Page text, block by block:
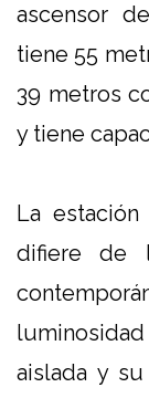
ascensor
tiene 55
39 metros
y tiene
La
difiere de
aislada y